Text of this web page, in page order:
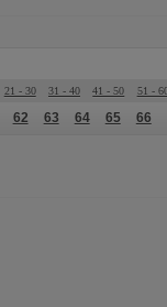
21 - 30 31 - 40 41 - 50 51 -
62 63 64 65 66